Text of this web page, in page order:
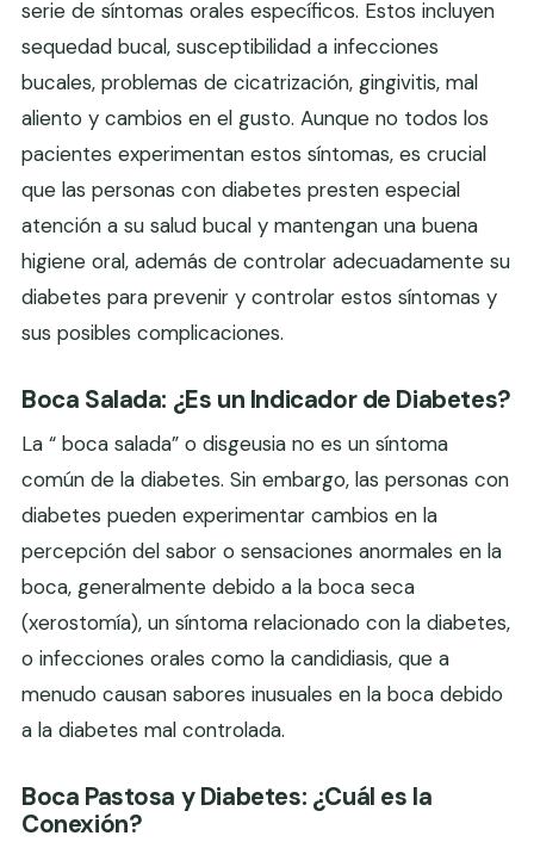
serie de síntomas orales específicos. Estos incluyen
sequedad bucal, susceptibilidad a infecciones
bucales, problemas de cicatrización, gingivitis, mal
aliento y cambios en el gusto. Aunque no todos los
pacientes experimentan estos síntomas, es crucial
que las personas con diabetes presten especial
atención a su salud bucal y mantengan una buena
higiene oral, además de controlar adecuadamente su
diabetes para prevenir y controlar estos síntomas y
sus posibles complicaciones.
Boca Salada: ¿Es un Indicador de Diabetes?
La “ boca salada” o disgeusia no es un síntoma
común de la diabetes. Sin embargo, las personas con
diabetes pueden experimentar cambios en la
percepción del sabor o sensaciones anormales en la
boca, generalmente debido a la boca seca
(xerostomía), un síntoma relacionado con la diabetes,
o infecciones orales como la candidiasis, que a
menudo causan sabores inusuales en la boca debido
a la diabetes mal controlada.
Boca Pastosa y Diabetes: ¿Cuál es la
Conexión?